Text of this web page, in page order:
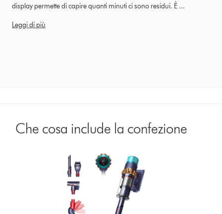
display permette di capire quanti minuti ci sono residui. È ...
Leggi di più
Che cosa include la confezione